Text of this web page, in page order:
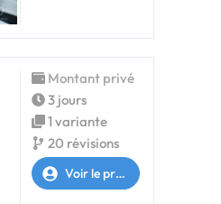
Montant privé
3 jours
1 variante
20 révisions
Voir le profil